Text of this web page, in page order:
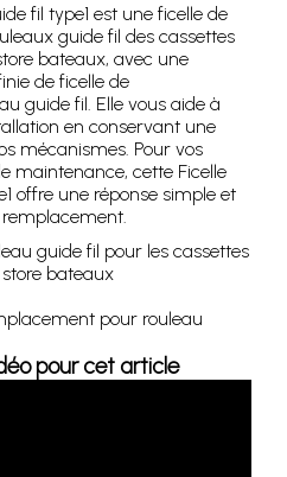
fil type1 est une ficelle de
guide fil des cassettes
bateaux, avec une
de ficelle de
guide fil. Elle vous aide à
en conservant une
mécanismes. Pour vos
maintenance, cette Ficelle
offre une réponse simple et
guide fil pour les cassettes
bateaux
pour rouleau
pour cet article